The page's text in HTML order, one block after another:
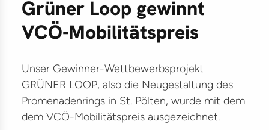
Grüner Loop gewinnt
VCÖ-Mobilitätspreis
Unser Gewinner-Wettbewerbsprojekt
GRÜNER LOOP, also die Neugestaltung des
Promenadenrings in St. Pölten, wurde mit dem
dem VCÖ-Mobilitätspreis ausgezeichnet.